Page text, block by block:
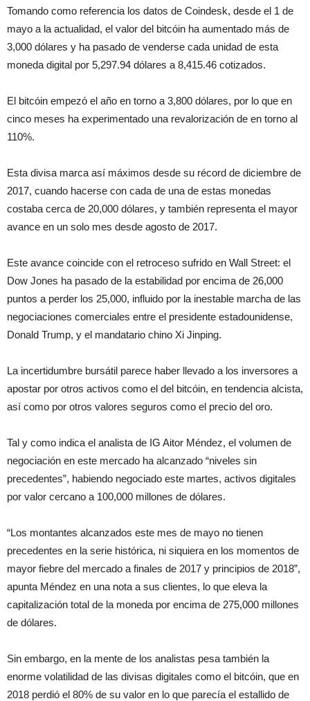
Tomando como referencia los datos de Coindesk, desde el 1 de
mayo a la actualidad, el valor del bitcóin ha aumentado más de
3,000 dólares y ha pasado de venderse cada unidad de esta
moneda digital por 5,297.94 dólares a 8,415.46 cotizados.
El bitcóin empezó el año en torno a 3,800 dólares, por lo que en
cinco meses ha experimentado una revalorización de en torno al
110%.
Esta divisa marca así máximos desde su récord de diciembre de
2017, cuando hacerse con cada de una de estas monedas
costaba cerca de 20,000 dólares, y también representa el mayor
avance en un solo mes desde agosto de 2017.
Este avance coincide con el retroceso sufrido en Wall Street: el
Dow Jones ha pasado de la estabilidad por encima de 26,000
puntos a perder los 25,000, influido por la inestable marcha de las
negociaciones comerciales entre el presidente estadounidense,
Donald Trump, y el mandatario chino Xi Jinping.
La incertidumbre bursátil parece haber llevado a los inversores a
apostar por otros activos como el del bitcóin, en tendencia alcista,
así como por otros valores seguros como el precio del oro.
Tal y como indica el analista de IG Aitor Méndez, el volumen de
negociación en este mercado ha alcanzado “niveles sin
precedentes”, habiendo negociado este martes, activos digitales
por valor cercano a 100,000 millones de dólares.
“Los montantes alcanzados este mes de mayo no tienen
precedentes en la serie histórica, ni siquiera en los momentos de
mayor fiebre del mercado a finales de 2017 y principios de 2018”,
apunta Méndez en una nota a sus clientes, lo que eleva la
capitalización total de la moneda por encima de 275,000 millones
de dólares.
Sin embargo, en la mente de los analistas pesa también la
enorme volatilidad de las divisas digitales como el bitcóin, que en
2018 perdió el 80% de su valor en lo que parecía el estallido de